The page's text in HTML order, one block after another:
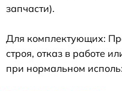
запчасти).
Для комплектующих:
строя, отказ в работе
при нормальном